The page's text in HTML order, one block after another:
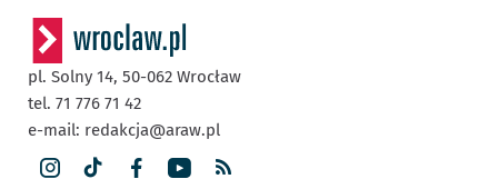
pl. Solny 14, 50-062 Wrocław
tel. 71 776 71 42
e-mail: redakcja@araw.pl